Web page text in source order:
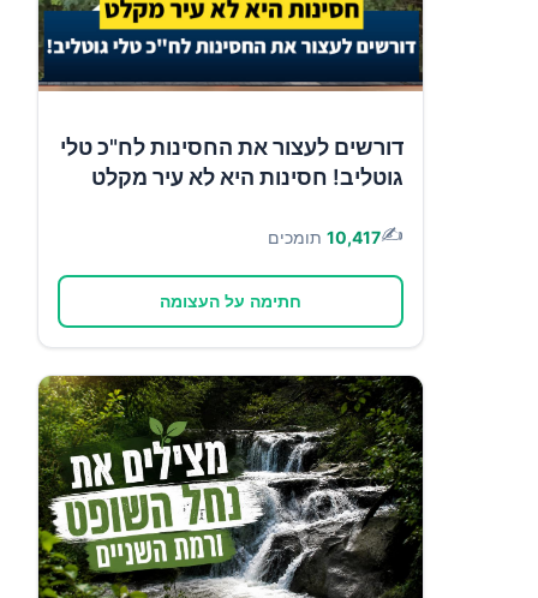
דורשים לעצור את החסינות לח"כ טלי
גוטליב! חסינות היא לא עיר מקלט
✍️
10,417 תומכים
חתימה על העצומה